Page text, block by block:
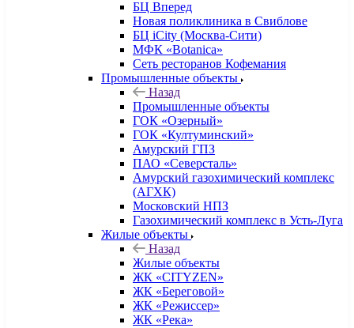
БЦ Вперед
Новая поликлиника в Свиблове
БЦ iCity (Москва-Сити)
МФК «Botanica»
Сеть ресторанов Кофемания
Промышленные объекты
Назад
Промышленные объекты
ГОК «Озерный»
ГОК «Култуминский»
Амурский ГПЗ
ПАО «Северсталь»
Амурский газохимический комплекс
(АГХК)
Московский НПЗ
Газохимический комплекс в Усть-Луга
Жилые объекты
Назад
Жилые объекты
ЖК «CITYZEN»
ЖК «Береговой»
ЖК «Режиссер»
ЖК «Река»